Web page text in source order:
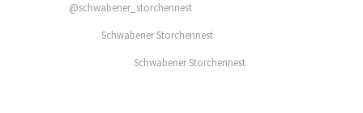
@schwabener_storchennest
Schwabener Storchennest
Schwabener Storchennest